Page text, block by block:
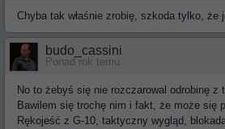
Chyba tak właśnie zrobię, szkoda tylko, że
budo_cassini
Ponad rok temu
No to żebyś się nie rozczarowal odrobinę z
Bawilem się trochę nim i fakt, że może się
Rękojeść z G-10, taktyczny wygląd,